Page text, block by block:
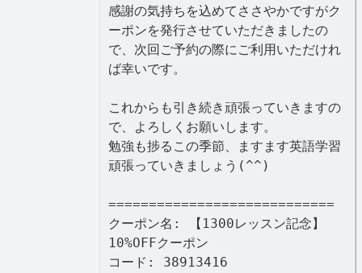
感謝の気持ちを込めてささやかですがク
ーポンを発行させていただきましたの
で、次回ご予約の際にご利用いただけれ
ば幸いです。
これからも引き続き頑張っていきますの
で、よろしくお願いします。
勉強も捗るこの季節、ますます英語学習
頑張っていきましょう(^^)
============================
クーポン名: 【1300レッスン記念】
10%OFFクーポン
コード: 38913416